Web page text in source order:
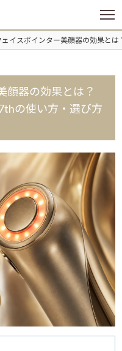
メ
ュ
ー
ェイスポインター美顔器の効果とは
顔器の効果とは？
の使い方・選び方